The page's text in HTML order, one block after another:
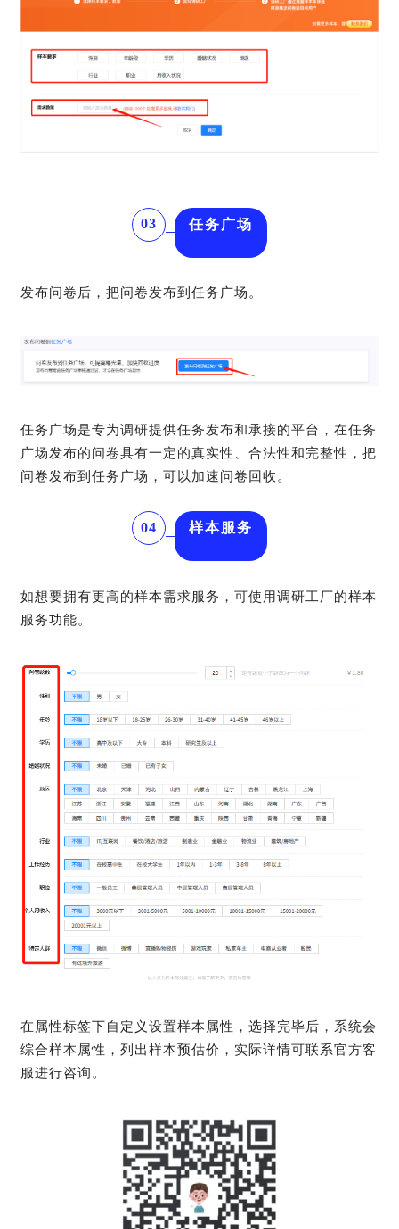
03 任务广场
发布问卷后，把问卷发布到任务广场。
任务广场是专为调研提供任务发布和承接的平台，在任务
广场发布的问卷具有一定的真实性、合法性和完整性，把
问卷发布到任务广场，可以加速问卷回收。
04 样本服务
如想要拥有更高的样本需求服务，可使用调研工厂的样本
服务功能。
在属性标签下自定义设置样本属性，选择完毕后，系统会
综合样本属性，列出样本预估价，实际详情可联系官方客
服进行咨询。